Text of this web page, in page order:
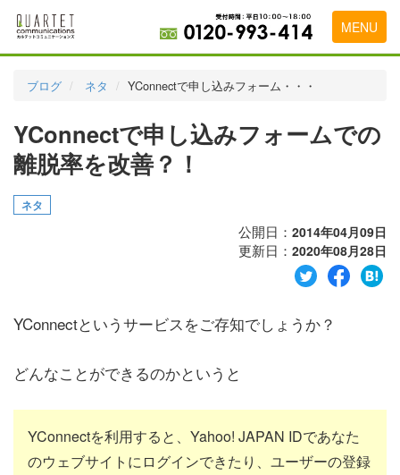
MENU
実績・お客様の声
初めて導入をお考えの方
代理店の乗り換えをお考えの方
会社概要
お問い合わせ
ブログ ネタ YConnectで申し込みフォーム・・・
YConnectで申し込みフォームでの
離脱率を改善？！
ネタ
公開日： 2014年04月09日
更新日： 2020年08月28日
YConnectというサービスをご存知でしょうか？
どんなことができるのかというと
YConnectを利用すると、Yahoo! JAPAN IDであなた
のウェブサイトにログインできたり、ユーザーの登録